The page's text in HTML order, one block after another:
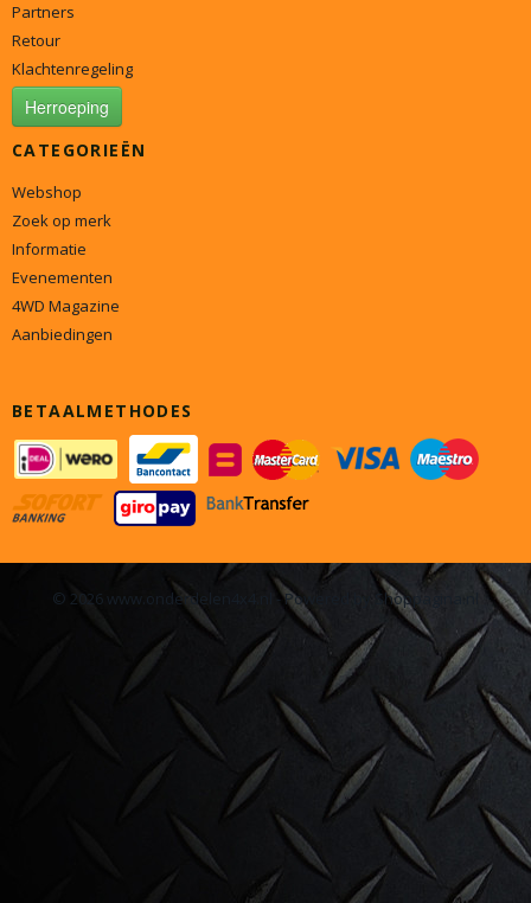
Partners
Retour
Klachtenregeling
Herroeping
CATEGORIEËN
Webshop
Zoek op merk
Informatie
Evenementen
4WD Magazine
Aanbiedingen
BETAALMETHODES
© 2026 www.onderdelen4x4.nl - Powered by Shoppagina.nl